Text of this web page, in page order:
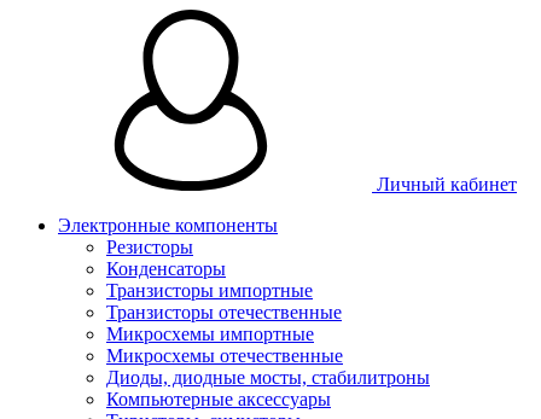
Личный кабинет
Электронные компоненты
Резисторы
Конденсаторы
Транзисторы импортные
Транзисторы отечественные
Микросхемы импортные
Микросхемы отечественные
Диоды, диодные мосты, стабилитроны
Компьютерные аксессуары